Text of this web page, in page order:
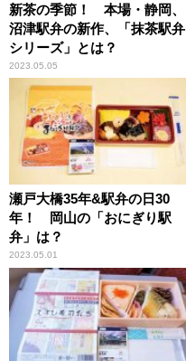
新茶の季節！ 本場・静岡、
沼津駅弁の新作、「抹茶駅弁
シリーズ」とは？
2023.05.05
瀬戸大橋35年&駅弁の日30
年！ 岡山の「おにぎり駅
弁」は？
2023.05.01